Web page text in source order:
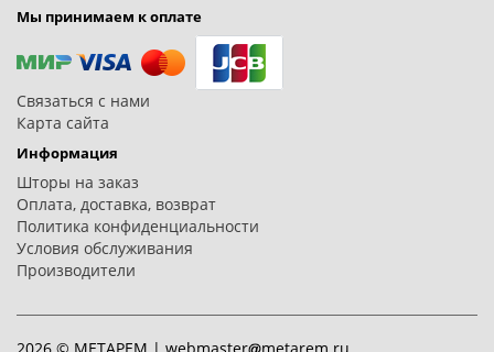
Мы принимаем к оплате
Связаться с нами
Карта сайта
Информация
Шторы на заказ
Оплата, доставка, возврат
Политика конфиденциальности
Условия обслуживания
Производители
2026 © МЕТАРЕМ | webmaster metarem.ru